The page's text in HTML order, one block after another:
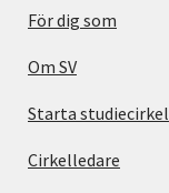
För dig som
Om SV
Starta studiecirkel
Cirkelledare